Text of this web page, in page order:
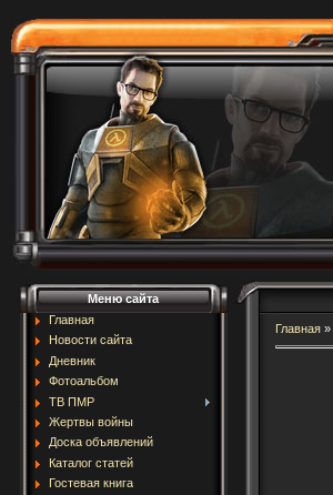
Меню сайта
Главная
Новости сайта
Дневник
Фотоальбом
ТВ ПМР
Жертвы войны
Доска объявлений
Каталог статей
Гостевая книга
Главная »